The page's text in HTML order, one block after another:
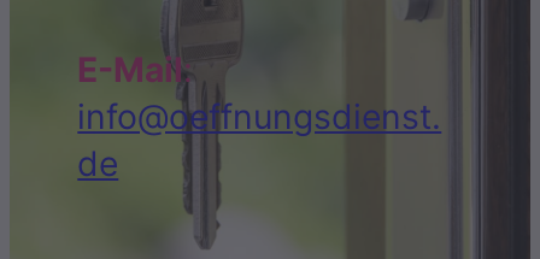
E-Mail:
info@oeffnungsdienst.
de